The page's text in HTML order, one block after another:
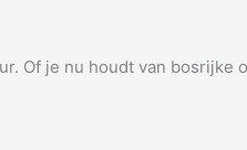
Of je nu houdt van bosrijke